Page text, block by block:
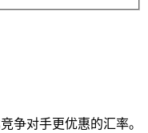
争对手更优惠的汇率。